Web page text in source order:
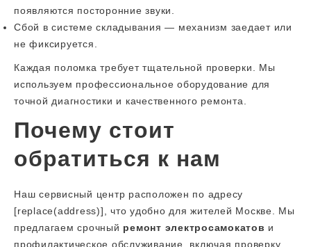
появляются посторонние звуки.
Сбой в системе складывания — механизм заедает или
не фиксируется.
Каждая поломка требует тщательной проверки. Мы
используем профессиональное оборудование для
точной диагностики и качественного ремонта.
Почему стоит
обратиться к нам
Наш сервисный центр расположен по адресу
[replace(address)], что удобно для жителей Москве. Мы
предлагаем срочный ремонт электросамокатов и
профилактическое обслуживание, включая проверку